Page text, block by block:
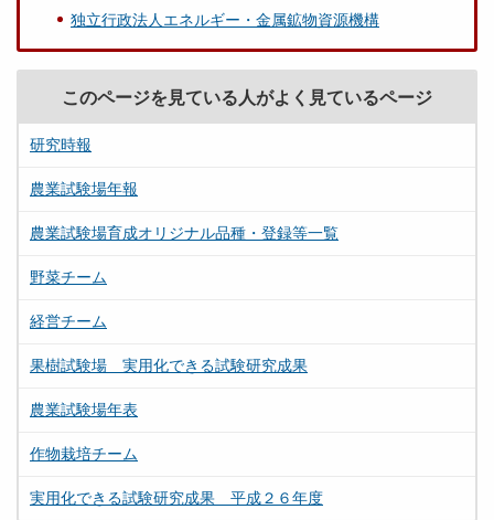
独立行政法人エネルギー・金属鉱物資源機構
このページを見ている人がよく見ているページ
研究時報
農業試験場年報
農業試験場育成オリジナル品種・登録等一覧
野菜チーム
経営チーム
果樹試験場 実用化できる試験研究成果
農業試験場年表
作物栽培チーム
実用化できる試験研究成果 平成２６年度